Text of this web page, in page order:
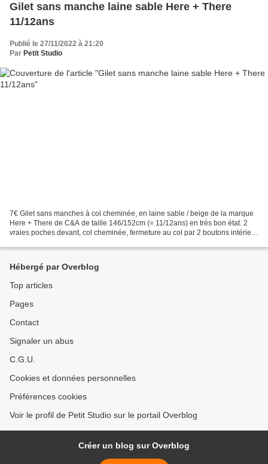
Gilet sans manche laine sable Here + There
11/12ans
Publié le 27/11/2022 à 21:20
Par Petit Studio
7€ Gilet sans manches à col cheminée, en laine sable / beige de la marque
Here + There de C&A de taille 146/152cm (= 11/12ans) en très bon état. 2
vraies poches devant, col cheminée, fermeture au col par 2 boutons intérieur
Hébergé par Overblog
Top articles
Pages
Contact
Signaler un abus
C.G.U.
Cookies et données personnelles
Préférences cookies
Voir le profil de Petit Studio sur le portail Overblog
Créer un blog sur Overblog